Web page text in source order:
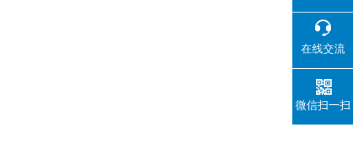
在线交流
微信扫一扫